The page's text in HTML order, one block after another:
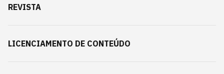
REVISTA
LICENCIAMENTO DE CONTEÚDO